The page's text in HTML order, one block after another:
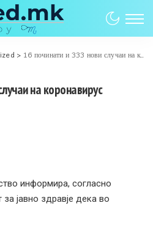
> 16 починати и 333 нови случаи на коронавирус
на коронавирус
информира, согласно
јавно здравје дека во